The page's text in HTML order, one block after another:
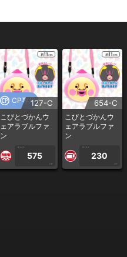
CP専用127-C
こびとづかんウ
ェアラブルファ
ン
1PLAY
575
CP
654-C
こびとづかんウ
ェアラブルファ
ン
1PLAY
230
CP